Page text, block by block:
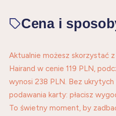
Cena i
Aktualnie możesz skorzystać
Hairand w cenie 119 PLN,
wynosi 238 PLN. Bez
podawania karty: płacisz
To świetny moment, by